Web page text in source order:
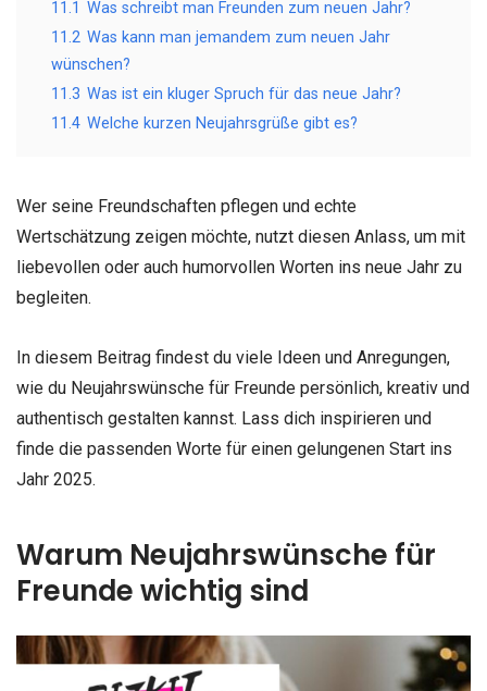
11.1 Was schreibt man Freunden zum neuen Jahr?
11.2 Was kann man jemandem zum neuen Jahr
wünschen?
11.3 Was ist ein kluger Spruch für das neue Jahr?
11.4 Welche kurzen Neujahrsgrüße gibt es?
Wer seine Freundschaften pflegen und echte
Wertschätzung zeigen möchte, nutzt diesen Anlass, um mit
liebevollen oder auch humorvollen Worten ins neue Jahr zu
begleiten.
In diesem Beitrag findest du viele Ideen und Anregungen,
wie du Neujahrswünsche für Freunde persönlich, kreativ und
authentisch gestalten kannst. Lass dich inspirieren und
finde die passenden Worte für einen gelungenen Start ins
Jahr 2025.
Warum Neujahrswünsche für
Freunde wichtig sind